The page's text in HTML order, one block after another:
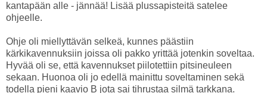
kantapään alle - jännää! Lisää plussapisteitä satelee
ohjeelle.
Ohje oli miellyttävän selkeä, kunnes päästiin
kärkikavennuksiin joissa oli pakko yrittää jotenkin soveltaa.
Hyvää oli se, että kavennukset piilotettiin pitsineuleen
sekaan. Huonoa oli jo edellä mainittu soveltaminen sekä
todella pieni kaavio B jota sai tihrustaa silmä tarkkana.